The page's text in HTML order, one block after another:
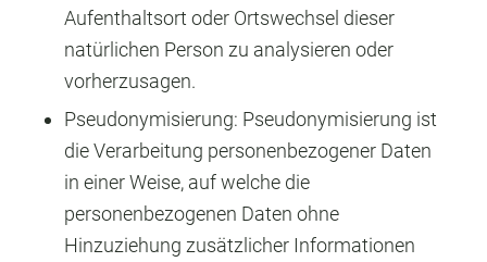
Aufenthaltsort oder Ortswechsel dieser
natürlichen Person zu analysieren oder
vorherzusagen.
Pseudonymisierung: Pseudonymisierung ist
die Verarbeitung personenbezogener Daten
in einer Weise, auf welche die
personenbezogenen Daten ohne
Hinzuziehung zusätzlicher Informationen